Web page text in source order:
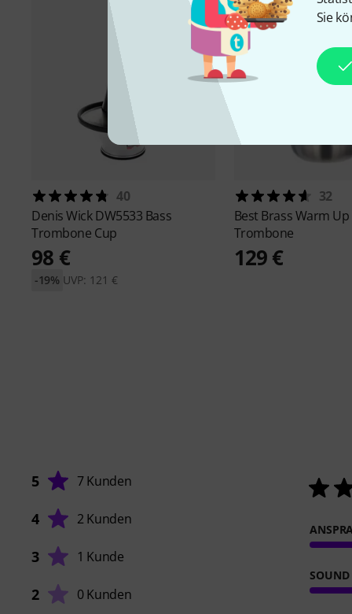
Sie
40
Denis WickDW5533 Bass
Trombone Cup
98 €
UVP: 121 €
-19%
32
Best BrassWarm Up
Trombone
129 €
5 7 Kunden
4 2 Kunden
3 1 Kunde
2 0 Kunden
SOUND